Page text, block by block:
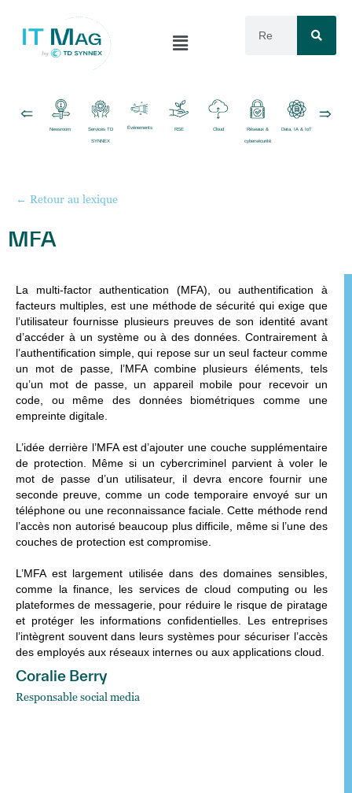
Newsroom Services TD
SYNNEX
Événements RSE Cloud Réseaux &
cybersécurité
Data, IA & IoT
← Retour au lexique
MFA
La multi-factor authentication (MFA) , ou authentification à
facteurs multiples, est une méthode de sécurité qui exige que
l’utilisateur fournisse plusieurs preuves de son identité avant
d’accéder à un système ou à des données. Contrairement à
l’authentification simple, qui repose sur un seul facteur comme
un mot de passe, l’MFA combine plusieurs éléments, tels
qu’un mot de passe, un appareil mobile pour recevoir un
code, ou même des données biométriques comme une
empreinte digitale.
L’idée derrière l’MFA est d’ajouter une couche supplémentaire
de protection. Même si un cybercriminel parvient à voler le
mot de passe d’un utilisateur, il devra encore fournir une
seconde preuve, comme un code temporaire envoyé sur un
téléphone ou une reconnaissance faciale. Cette méthode rend
l’accès non autorisé beaucoup plus difficile, même si l’une des
couches de protection est compromise.
L’MFA est largement utilisée dans des domaines sensibles,
comme la finance, les services de cloud computing ou les
plateformes de messagerie, pour réduire le risque de piratage
et protéger les informations confidentielles. Les entreprises
l’intègrent souvent dans leurs systèmes pour sécuriser l’accès
des employés aux réseaux internes ou aux applications cloud.
Coralie Berry
Responsable social media